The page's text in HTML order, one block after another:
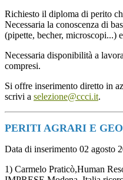
Richiesto il diploma di perito
Necessaria la conoscenza di
(pipette, becher, microscopi...)
Necessaria disponibilità a
compresi.
Si offre inserimento diretto in
scrivi a selezione@ccci.it.
PERITI AGRARI E
Data di inserimento 02 agosto
1) Carmelo Praticò,Human